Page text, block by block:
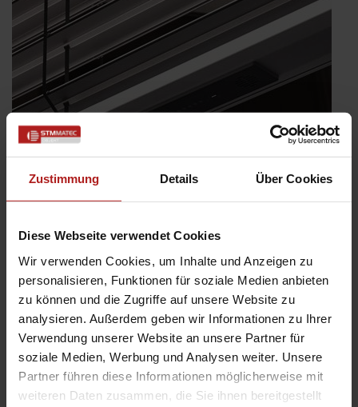
Zustimmung Details Über Cookies
Diese Webseite verwendet Cookies
Wir verwenden Cookies, um Inhalte und Anzeigen zu
personalisieren, Funktionen für soziale Medien anbieten
zu können und die Zugriffe auf unsere Website zu
analysieren. Außerdem geben wir Informationen zu Ihrer
Verwendung unserer Website an unsere Partner für
soziale Medien, Werbung und Analysen weiter. Unsere
Partner führen diese Informationen möglicherweise mit
weiteren Daten zusammen, die Sie ihnen bereitgestellt
SenSigna: Das Plus an Sicherheit für Ihr Zuhause
Veröffentlicht
am
20. Dezember 2023
Sich Zuhause sicher und wohl zu fühlen ist eine der wichtigsten
Anforderung an die eigenen vier Wände. Das Frühwarnsystem
SenSigna sorgt dafür, dass es im Ernstfall lediglich bei einem
Einbruchsversuch bleibt. SenSigna erfasst die Bewegung Ihrer
Außenjalousie, sind diese untypische, …